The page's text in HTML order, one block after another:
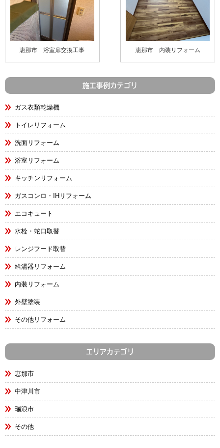
恵那市 浴室扉交換工事 恵那市 内装リフォーム
施工事例カテゴリ
ガス衣類乾燥機
トイレリフォーム
洗面リフォーム
浴室リフォーム
キッチンリフォーム
ガスコンロ・IHリフォーム
エコキュート
水栓・蛇口取替
レンジフード取替
給湯器リフォーム
内装リフォーム
外壁塗装
その他リフォーム
エリアカテゴリ
恵那市
中津川市
瑞浪市
その他